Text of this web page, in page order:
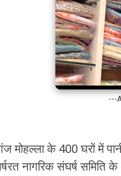
---
मोहल्ला के 400 घरों में
नागरिक संघर्ष समिति के